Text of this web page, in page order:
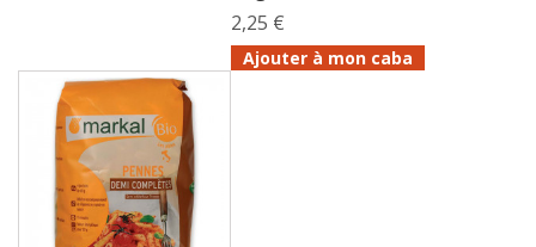
2,25 €
Ajouter à mon caba